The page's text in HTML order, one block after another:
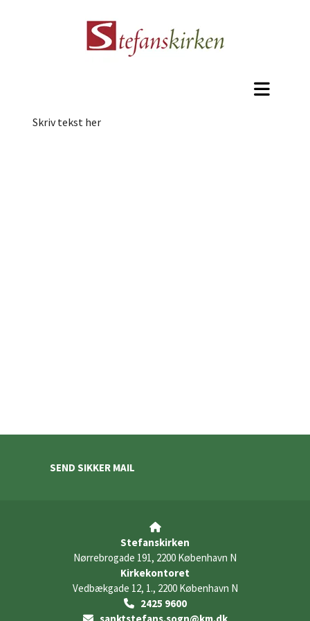
Skriv tekst her
SEND SIKKER MAIL

Stefanskirken
Nørrebrogade 191, 2200 København N
Kirkekontoret
Vedbækgade 12, 1., 2200 København N
2425 9600
